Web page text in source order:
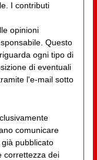
I contributi
opinioni
Questo
ogni tipo di
di eventuali
l'e-mail sotto
comunicare
pubblicato
correttezza dei